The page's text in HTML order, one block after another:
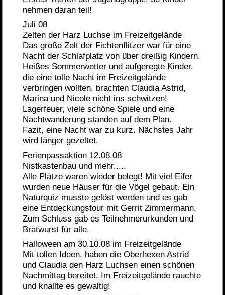
nehmen daran teil!
Juli 08
Zelten der Harz Luchse im Freizeitgelände
Das große Zelt der Fichtenflitzer war für eine
Nacht der Schlafplatz von über dreißig Kindern.
Heißes Sommerwetter und aufgeregte Kinder,
die eine tolle Nacht im Freizeitgelände
verbringen wollten, brachten Claudia Astrid,
Marina und Nicole nicht ins schwitzen!
Lagerfeuer, viele schöne Spiele und eine
Nachtwanderung standen auf dem Plan.
Fazit, eine Nacht war zu kurz. Nächstes Jahr
wird länger gezeltet.
Ferienpassaktion 12.08.08
Nistkastenbau und mehr.....
Alle Plätze waren wieder belegt! Mit viel Eifer
wurden neue Häuser für die Vögel gebaut. Ein
Naturquiz musste gelöst werden und es gab
eine Entdeckungstour mit Gerrit Zimmermann.
Zum Schluss gab es Teilnehmerurkunden und
Bratwurst für alle.
Halloween am 30.10.08 im Freizeitgelände
Mit tollen Ideen, haben die Oberhexen Astrid
und Claudia den Harz Luchsen einen schönen
Nachmittag bereitet. Im Freizeitgelände rauchte
und knallte es gewaltig!